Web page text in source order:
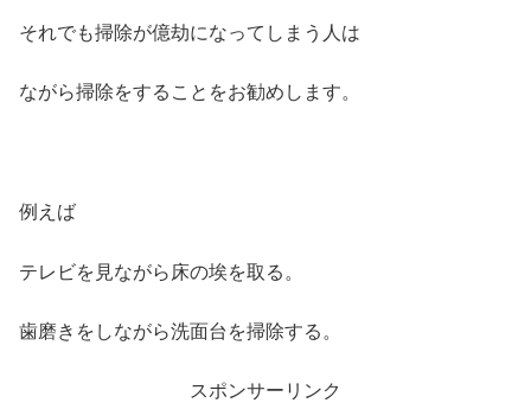
それでも掃除が億劫になってしまう人は
ながら掃除をすることをお勧めします。
例えば
テレビを見ながら床の埃を取る。
歯磨きをしながら洗面台を掃除する。
スポンサーリンク